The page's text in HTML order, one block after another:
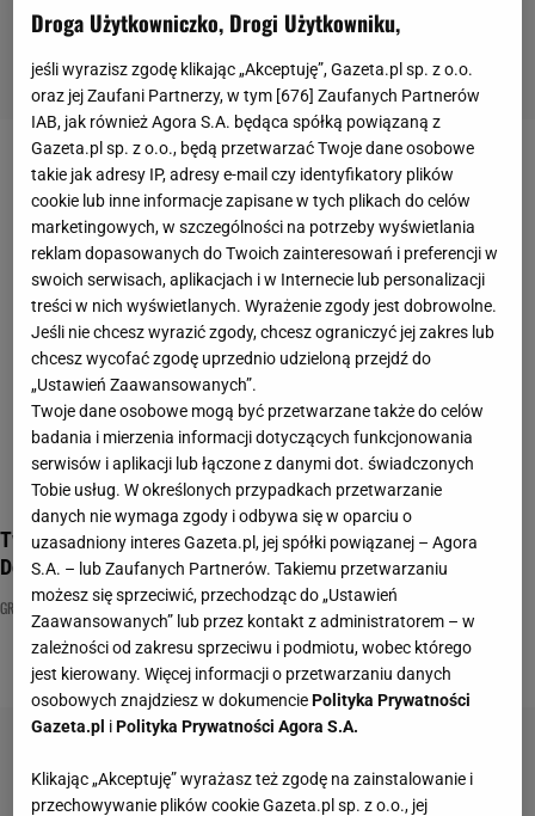
problemy zdrowotne
Twoja babcia miałaby w tym quizie komplet punktów.
Dorównasz jej?
GRYPA NAJNOWSZE QUIZY DZISIAJ DODANE PROBLEMY ZDROWOTNE
Droga Użytkowniczko, Drogi Użytkowniku,
jeśli wyrazisz zgodę klikając „Akceptuję”, Gazeta.pl sp. z o.o.
oraz jej Zaufani Partnerzy, w tym [676] Zaufanych Partnerów
IAB, jak również Agora S.A. będąca spółką powiązaną z
Gazeta.pl sp. z o.o., będą przetwarzać Twoje dane osobowe
takie jak adresy IP, adresy e-mail czy identyfikatory plików
cookie lub inne informacje zapisane w tych plikach do celów
marketingowych, w szczególności na potrzeby wyświetlania
reklam dopasowanych do Twoich zainteresowań i preferencji w
swoich serwisach, aplikacjach i w Internecie lub personalizacji
treści w nich wyświetlanych. Wyrażenie zgody jest dobrowolne.
Jeśli nie chcesz wyrazić zgody, chcesz ograniczyć jej zakres lub
chcesz wycofać zgodę uprzednio udzieloną przejdź do
„Ustawień Zaawansowanych”.
Twoje dane osobowe mogą być przetwarzane także do celów
badania i mierzenia informacji dotyczących funkcjonowania
serwisów i aplikacji lub łączone z danymi dot. świadczonych
Tobie usług. W określonych przypadkach przetwarzanie
danych nie wymaga zgody i odbywa się w oparciu o
uzasadniony interes Gazeta.pl, jej spółki powiązanej – Agora
S.A. – lub Zaufanych Partnerów. Takiemu przetwarzaniu
możesz się sprzeciwić, przechodząc do „Ustawień
Zaawansowanych” lub przez kontakt z administratorem – w
zależności od zakresu sprzeciwu i podmiotu, wobec którego
jest kierowany. Więcej informacji o przetwarzaniu danych
osobowych znajdziesz w dokumenciePolityka Prywatności
Gazeta.pl iPolityka Prywatności Agora S.A.
Klikając „Akceptuję” wyrażasz też zgodę na zainstalowanie i
przechowywanie plików cookie Gazeta.pl sp. z o.o., jej